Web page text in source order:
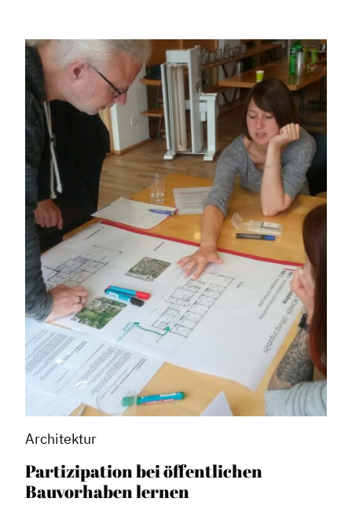
Architektur
Partizipation bei öffentlichen
Bauvorhaben lernen